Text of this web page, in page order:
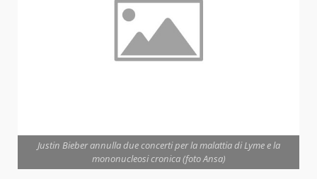
Justin Bieber annulla due concerti per la malattia di Lyme e la
mononucleosi cronica (foto Ansa)